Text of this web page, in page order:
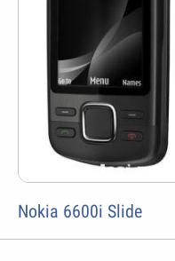
Nokia 6600i Slide